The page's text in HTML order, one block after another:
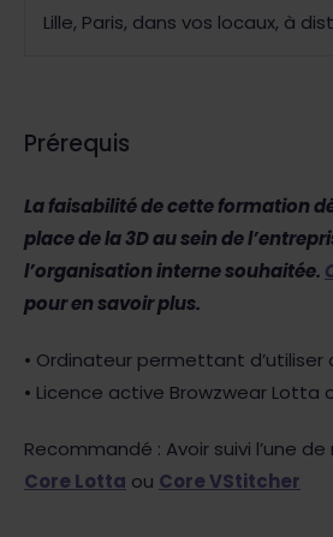
Lille, Paris, dans vos locaux, à
Prérequis
La faisabilité de cette formation
place de la 3D au sein de
l’organisation interne souhaitée.
pour en savoir plus.
• Ordinateur permettant d’utiliser
• Licence active Browzwear Lotta
Recommandé : Avoir suivi l’une
Core Lotta ou Core VStitcher